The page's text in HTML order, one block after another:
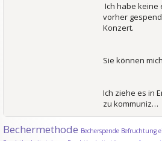
Ich habe keine
vorher
Konzert.
Sie können
Ich ziehe es in
zu kommuniz…
Bechermethode Becherspende Befruchtung